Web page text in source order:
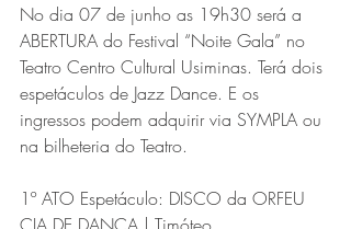
No dia 07 de junho as 19h30 será a
ABERTURA do Festival “Noite Gala” no
Teatro Centro Cultural Usiminas. Terá dois
espetáculos de Jazz Dance. E os
ingressos podem adquirir via SYMPLA ou
na bilheteria do Teatro.
1º ATO Espetáculo: DISCO da ORFEU
CIA DE DANÇA | Timóteo